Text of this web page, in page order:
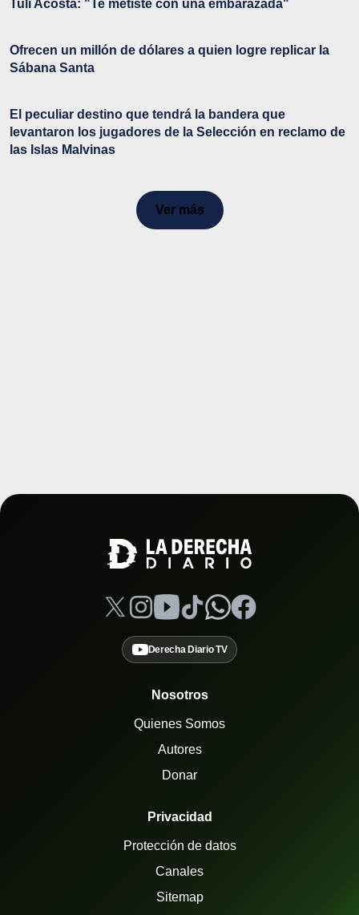
Tuli Acosta: "Te metiste con una embarazada"
Ofrecen un millón de dólares a quien logre replicar la
Sábana Santa
El peculiar destino que tendrá la bandera que
levantaron los jugadores de la Selección en reclamo de
las Islas Malvinas
Ver más
Derecha Diario TV
Nosotros
Quienes Somos
Autores
Donar
Privacidad
Protección de datos
Canales
Sitemap